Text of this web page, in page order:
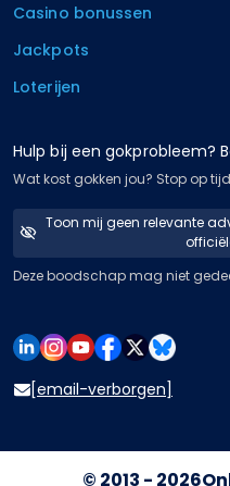
Casino bonussen
Jackpots
Loterijen
Hulp bij een gokprobleem?
Wat kost gokken jou? Stop op
Toon mij geen relevante
Deze boodschap mag niet
[email-verborgen]
© 2013 - 2026